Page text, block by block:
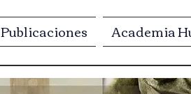
Publicaciones Academia